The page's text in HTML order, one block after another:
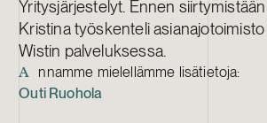
Yritysjärjestelyt. Ennen
Kristina työskenteli asianajotoimisto
Wistin palveluksessa.
A
nnamme mielellämme lisätietoja:
Outi Ruohola